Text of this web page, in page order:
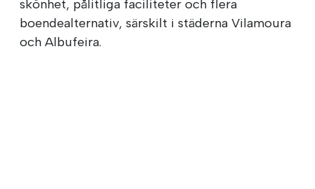
skönhet, pålitliga faciliteter och flera
boendealternativ, särskilt i städerna Vilamoura
och Albufeira.